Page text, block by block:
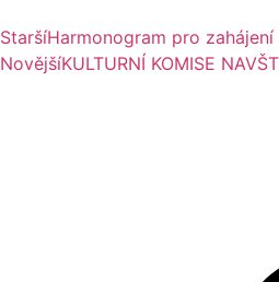
StaršíHarmonogram pro
NovějšíKULTURNÍ KOMISE